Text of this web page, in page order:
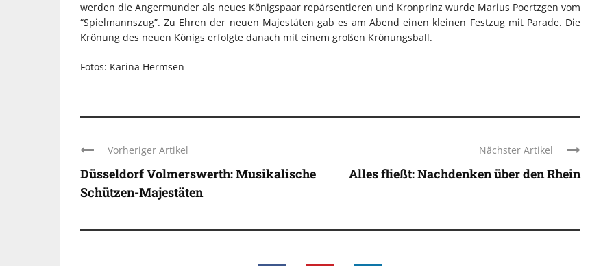
werden die Angermunder als neues Königspaar repärsentieren und Kronprinz wurde Marius Poertzgen vom
“Spielmannszug”. Zu Ehren der neuen Majestäten gab es am Abend einen kleinen Festzug mit Parade. Die
Krönung des neuen Königs erfolgte danach mit einem großen Krönungsball.
Fotos: Karina Hermsen
Vorheriger Artikel
Düsseldorf Volmerswerth: Musikalische
Schützen-Majestäten
Nächster Artikel
Alles fließt: Nachdenken über den Rhein